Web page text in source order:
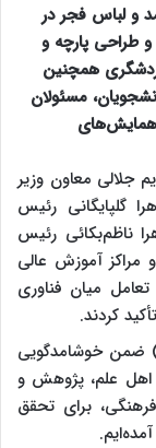
و لباس فجر در
طراحی پارچه و
همچنین
مسئولان
همایش‌های
جلالی معاون وزیر
گلپایگانی رئیس
ناظم‌بکائی رئیس
مراکز آموزش عالی
میان فناوری
کردند.
ضمن خوشامدگویی
اهل علم، پژوهش و
برای تحقق